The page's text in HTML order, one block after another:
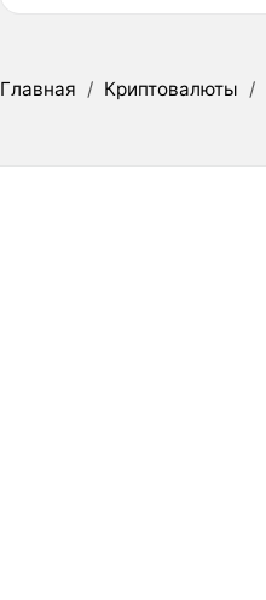
Главная / Криптовалюты /